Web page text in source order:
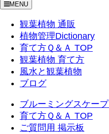
MENU
観葉植物 通販
植物管理Dictionary
育て方Ｑ＆Ａ TOP
観葉植物 育て方
風水と観葉植物
ブログ
ブルーミングスケー
育て方Ｑ＆Ａ TOP
ご質問用 掲示板